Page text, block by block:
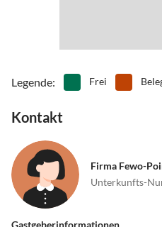
Legende: Frei
Kontakt
Firma Fewo-
Unterkunfts-
Gastgeberinformationen